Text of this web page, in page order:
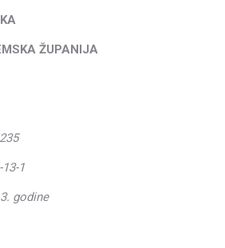
ŽUPANIJA
1
godine